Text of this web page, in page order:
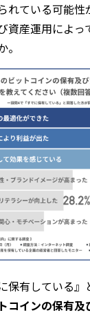
れている可能性
資産運用によ
保有している』
コインの保有